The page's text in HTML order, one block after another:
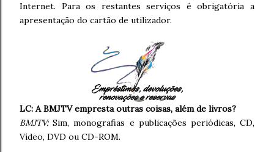
Internet. Para os restantes serviços é obrigatória a
apresentação do cartão de utilizador.
LC: A BMJTV empresta outras coisas, além de livros?
BMJTV:Sim, monografias e publicações periódicas, CD,
Vídeo, DVD ou CD-ROM.